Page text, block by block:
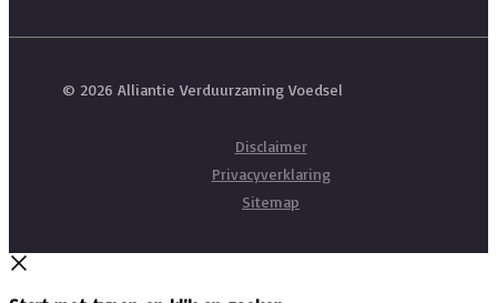
© 2026 Alliantie Verduurzaming Voedsel
Disclaimer
Privacyverklaring
Sitemap